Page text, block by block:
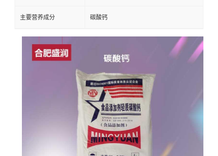
主要营养成分 碳酸钙